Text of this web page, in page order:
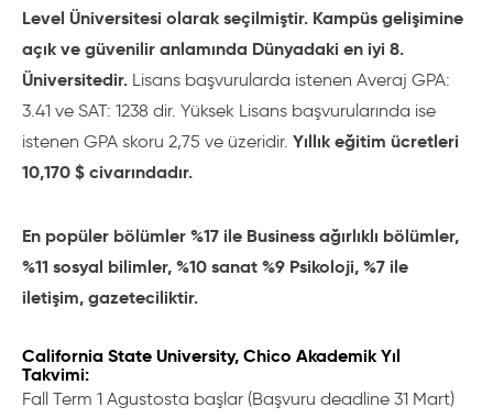
Level Üniversitesi olarak seçilmiştir. Kampüs gelişimine
açık ve güvenilir anlamında Dünyadaki en iyi 8.
Üniversitedir. Lisans başvurularda istenen Averaj GPA:
3.41 ve SAT: 1238 dir. Yüksek Lisans başvurularında ise
istenen GPA skoru 2,75 ve üzeridir. Yıllık eğitim ücretleri
10,170 $ civarındadır.
En popüler bölümler %17 ile Business ağırlıklı bölümler,
%11 sosyal bilimler, %10 sanat %9 Psikoloji, %7 ile
iletişim, gazeteciliktir.
California State University, Chico Akademik Yıl
Takvimi:
Fall Term 1 Agustosta başlar (Başvuru deadline 31 Mart)